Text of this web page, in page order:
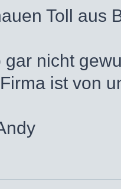
Toll aus
gar nicht
ist von